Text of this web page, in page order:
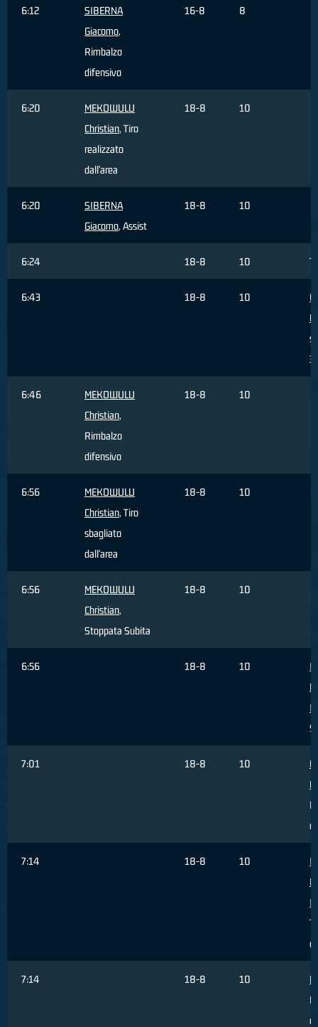
6:12
SIBERNA
Giacomo,
Rimbalzo
difensivo
16-8 8
6:20
MEKOWULU
Christian, Tiro
realizzato
dall'area
18-8 10
6:20
SIBERNA
Giacomo, Assist
18-8 10
6:24 18-8 10
6:43 18-8 10
3
6:46
MEKOWULU
Christian,
Rimbalzo
difensivo
18-8 10
6:56
MEKOWULU
Christian, Tiro
sbagliato
dall'area
18-8 10
6:56
MEKOWULU
Christian,
Stoppata Subita
18-8 10
6:56 18-8 10
7:01 18-8 10
7:14 18-8 10
7:14 18-8 10